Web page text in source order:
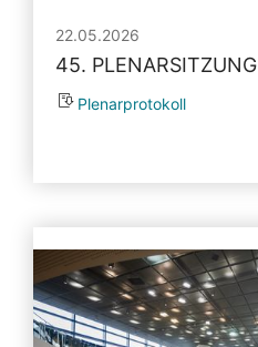
22.05.2026
45. PLENARSITZUNG
Plenarprotokoll